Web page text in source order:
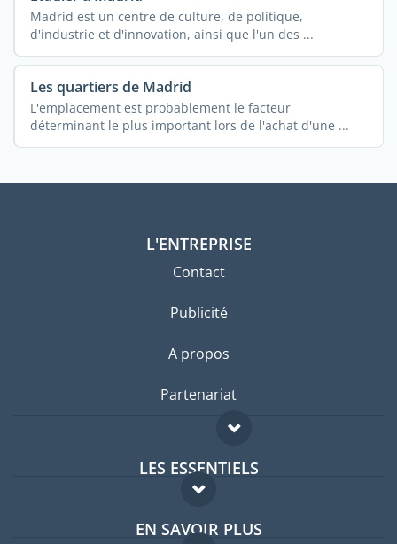
Madrid est un centre de culture, de politique,
d'industrie et d'innovation, ainsi que l'un des ...
Les quartiers de Madrid
L'emplacement est probablement le facteur
déterminant le plus important lors de l'achat d'une ...
L'ENTREPRISE
Contact
Publicité
A propos
Partenariat
LES ESSENTIELS
Forum expatriés
Guides pays
EN SAVOIR PLUS